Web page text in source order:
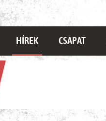
HÍREK CSAPAT